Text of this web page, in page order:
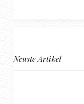
Neuste Artikel